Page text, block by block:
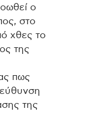
ο
στο
χθες το
της
πως
της